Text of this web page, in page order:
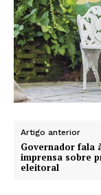
Artigo anterior
Governador fala
imprensa sobre
eleitoral